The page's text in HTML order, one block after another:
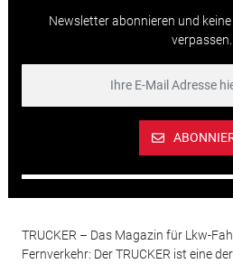
Newsletter abonnieren und
verpassen.
TRUCKER – Das Magazin für Lkw-
Fernverkehr: Der TRUCKER ist eine